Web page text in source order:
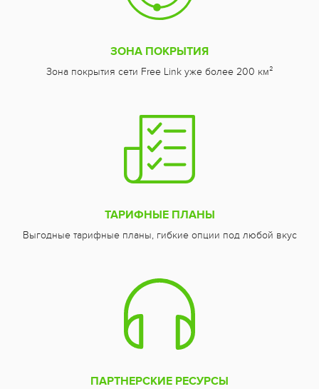
ЗОНА ПОКРЫТИЯ
Зона покрытия сети Free Link уже более 200 км²
ТАРИФНЫЕ ПЛАНЫ
Выгодные тарифные планы, гибкие опции под любой вкус
ПАРТНЕРСКИЕ РЕСУРСЫ